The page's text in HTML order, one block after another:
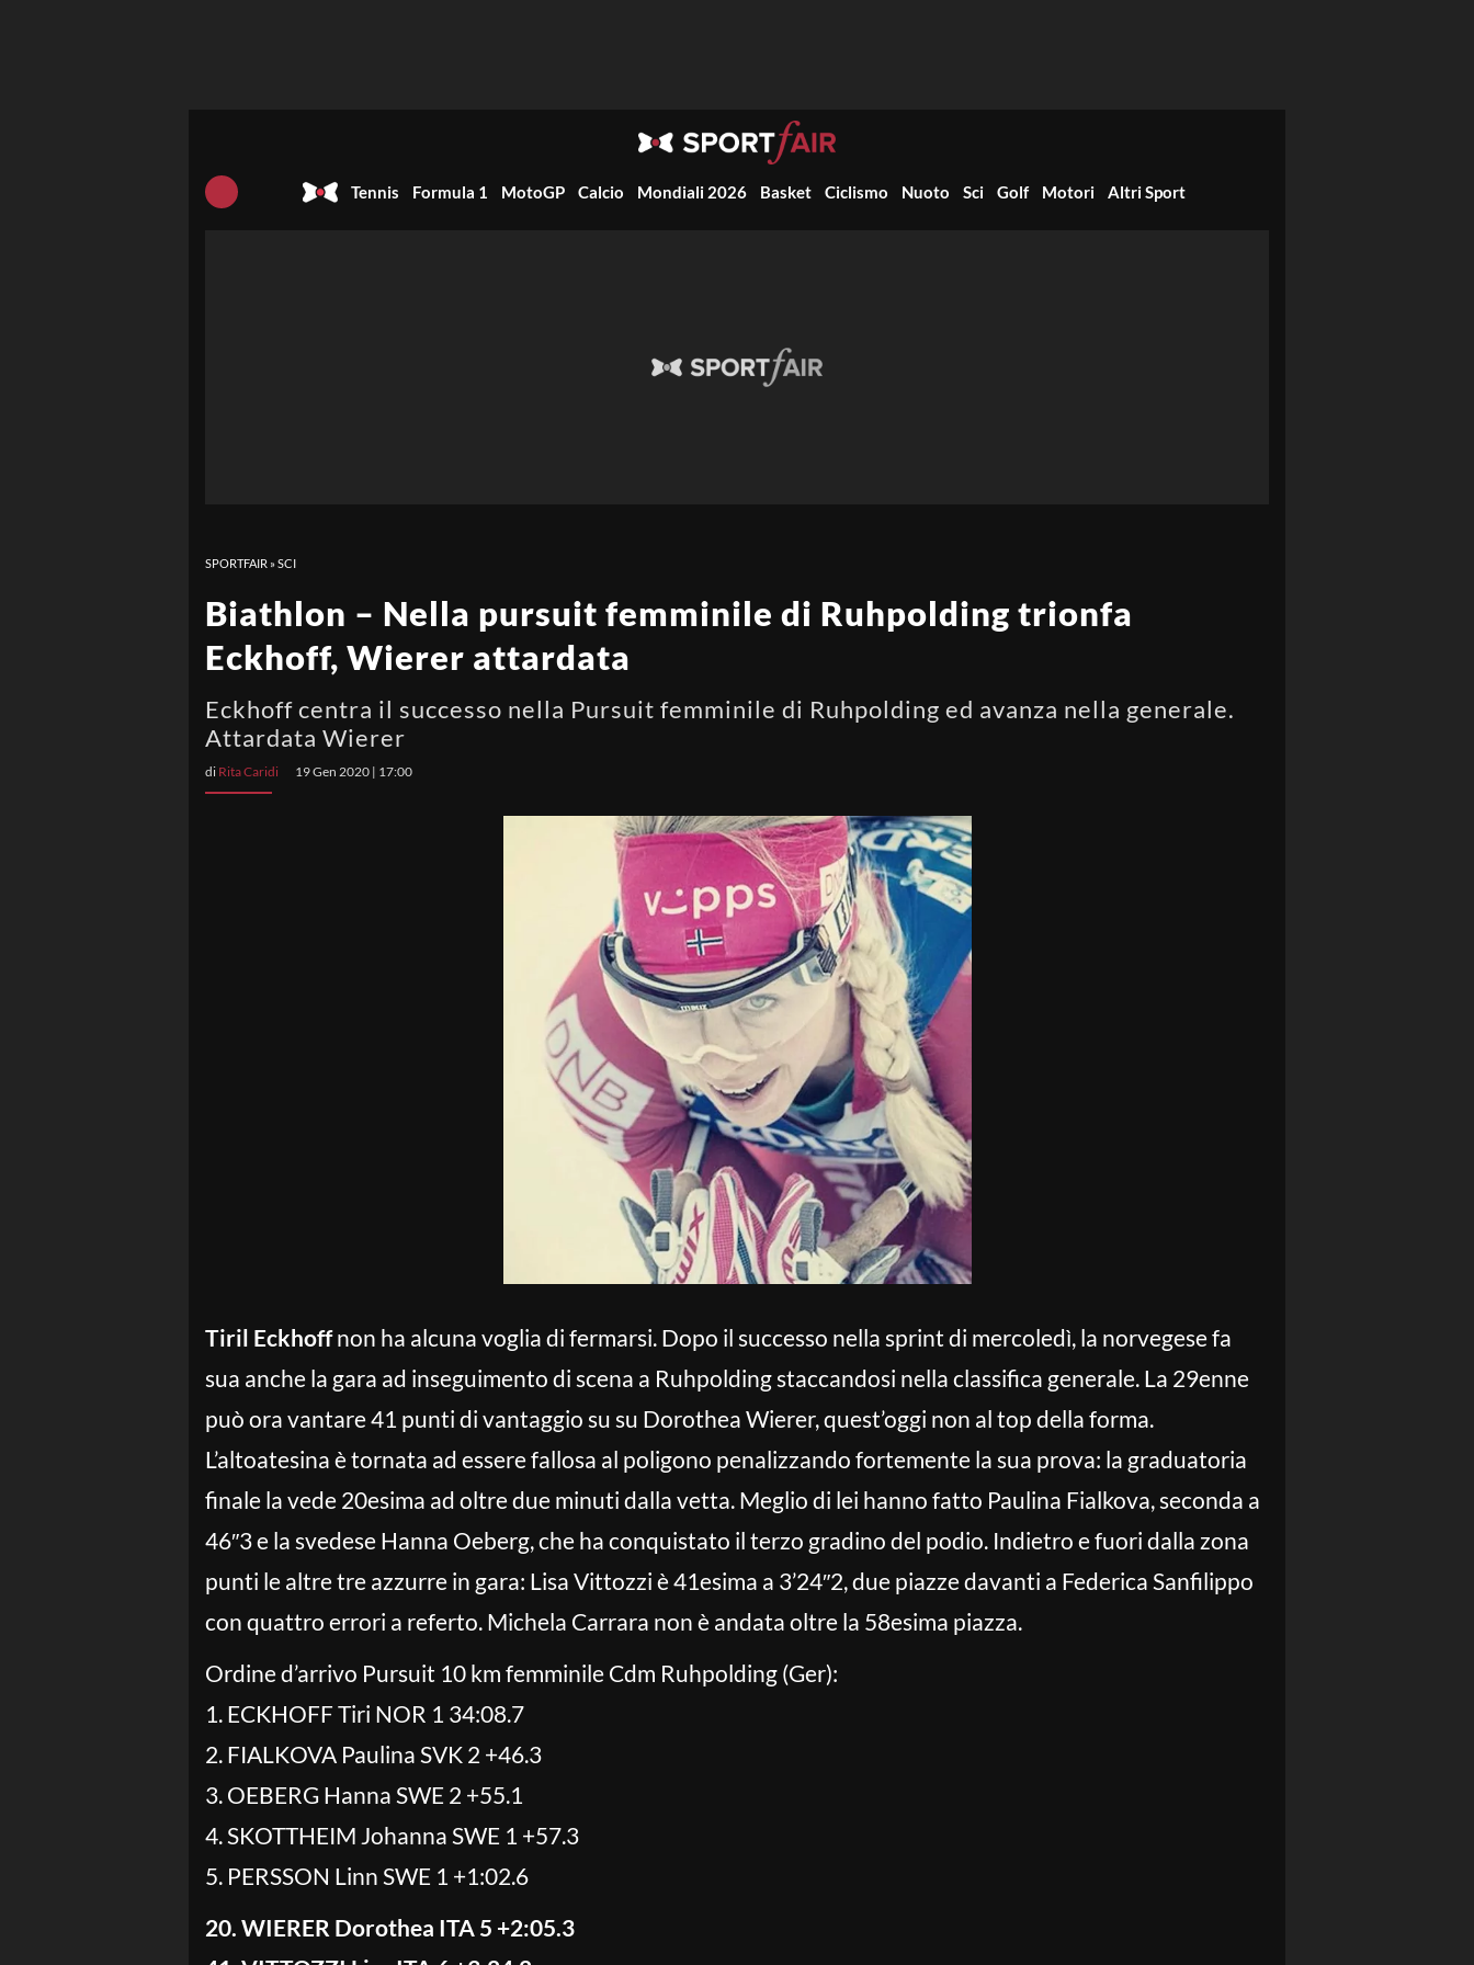
Tennis Formula 1 MotoGP Calcio Mondiali 2026 Basket Ciclismo Nuoto Sci Golf Motori Altri Sport
SPORTFAIR »SCI
Biathlon – Nella pursuit femminile di Ruhpolding trionfa
Eckhoff, Wierer attardata
Eckhoff centra il successo nella Pursuit femminile di Ruhpolding ed avanza nella generale.
Attardata Wierer
di Rita Caridi 19 Gen 2020 | 17:00
Tiril Eckhoffnon ha alcuna voglia di fermarsi. Dopo il successo nella sprint di mercoledì, la norvegese fa
sua anche la gara ad inseguimento di scena a Ruhpolding staccandosi nella classifica generale. La 29enne
può ora vantare 41 punti di vantaggio su su Dorothea Wierer, quest’oggi non al top della forma.
L’altoatesina è tornata ad essere fallosa al poligono penalizzando fortemente la sua prova: la graduatoria
finale la vede 20esima ad oltre due minuti dalla vetta. Meglio di lei hanno fatto Paulina Fialkova, seconda a
46″3 e la svedese Hanna Oeberg, che ha conquistato il terzo gradino del podio. Indietro e fuori dalla zona
punti le altre tre azzurre in gara: Lisa Vittozzi è 41esima a 3’24″2, due piazze davanti a Federica Sanfilippo
con quattro errori a referto. Michela Carrara non è andata oltre la 58esima piazza.
Ordine d’arrivo Pursuit 10 km femminile Cdm Ruhpolding (Ger):
1. ECKHOFF Tiri NOR 1 34:08.7
2. FIALKOVA Paulina SVK 2 +46.3
3. OEBERG Hanna SWE 2 +55.1
4. SKOTTHEIM Johanna SWE 1 +57.3
5. PERSSON Linn SWE 1 +1:02.6
20. WIERER Dorothea ITA 5 +2:05.3